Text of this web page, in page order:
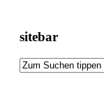
sitebar